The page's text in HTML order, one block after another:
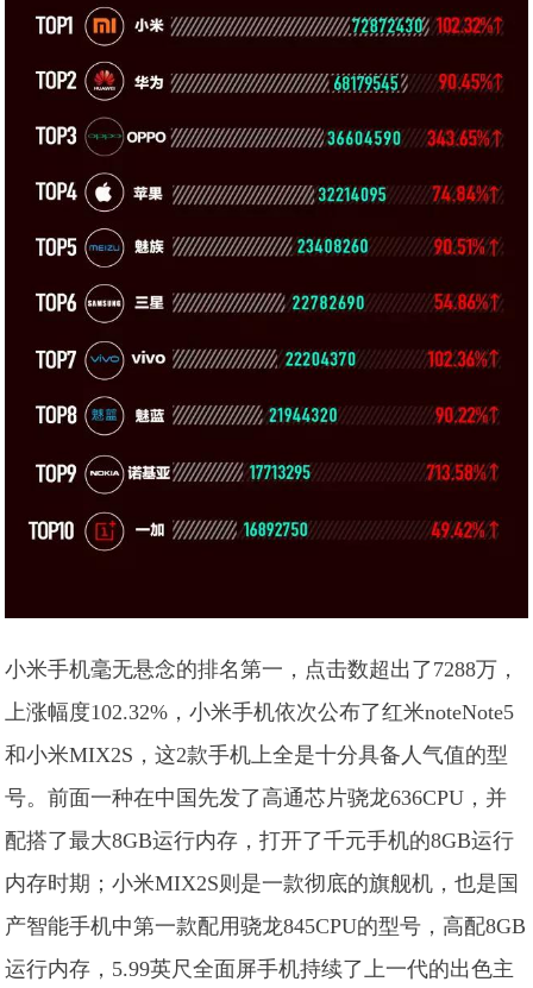
小米手机毫无悬念的排名第一，点击数超出了7288万，
上涨幅度102.32%，小米手机依次公布了红米noteNote5
和小米MIX2S，这2款手机上全是十分具备人气值的型
号。前面一种在中国先发了高通芯片骁龙636CPU，并
配搭了最大8GB运行内存，打开了千元手机的8GB运行
内存时期；小米MIX2S则是一款彻底的旗舰机，也是国
产智能手机中第一款配用骁龙845CPU的型号，高配8GB
运行内存，5.99英尺全面屏手机持续了上一代的出色主